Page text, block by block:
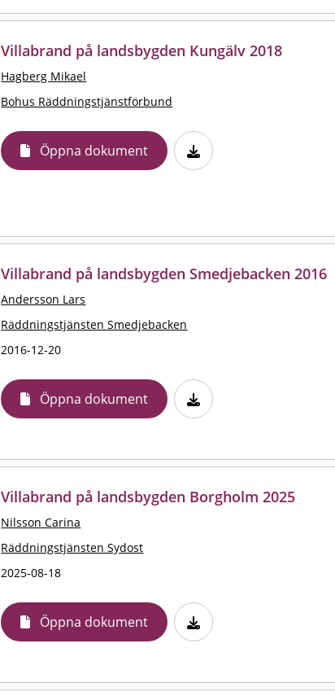
Villabrand på landsbygden Kungälv 2018
Hagberg Mikael
Bohus Räddningstjänstförbund
Öppna dokument
Villabrand på landsbygden Smedjebacken 2016
Andersson Lars
Räddningstjänsten Smedjebacken
2016-12-20
Öppna dokument
Villabrand på landsbygden Borgholm 2025
Nilsson Carina
Räddningstjänsten Sydost
2025-08-18
Öppna dokument